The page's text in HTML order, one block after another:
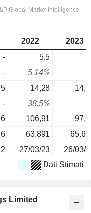
2022
2023
-
5,5
-
5,14%
14,28
-
38,5%
106,91
63.891
27/03/23 26/03/
Dati Stimati
Limited